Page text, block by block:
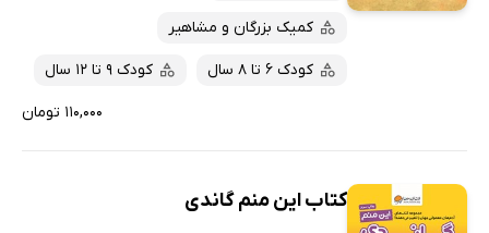
کمیک بزرگان و مشاهیر
کودک 6 تا 8 سال کودک 9 تا 12 سال
۱۱۰,۰۰۰ تومان
کتاب این منم گاندی